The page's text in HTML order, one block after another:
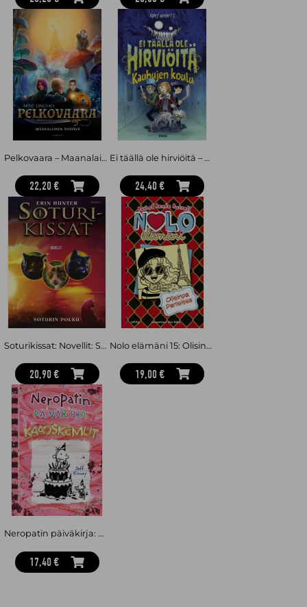
Pelkovaara – Maanalainen tehtävä
22,20 €
Ei täällä ole hirviöitä – Kauhujen koulu
24,40 €
Soturikissat: Novellit: Soturin polku
20,90 €
Nolo elämäni 15: Olisinpa Pariisissa
19,00 €
Neropatin päiväkirja: Kaaoskemut : Neropatin päiväkirja 20
17,40 €